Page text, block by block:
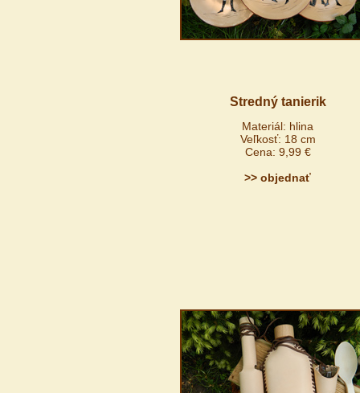
Stredný tanierik
Materiál: hlina
Veľkosť: 18 cm
Cena: 9,99 €
>> objednať